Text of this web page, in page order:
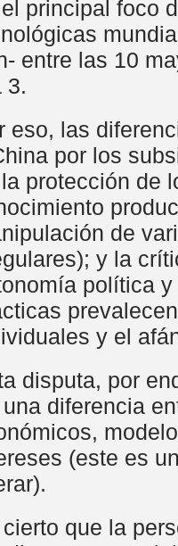
principal foco
entre las 10
3.
eso, las
por los
protección de
de
y la
política
y el
disputa, por
una diferencia
(este es
que la